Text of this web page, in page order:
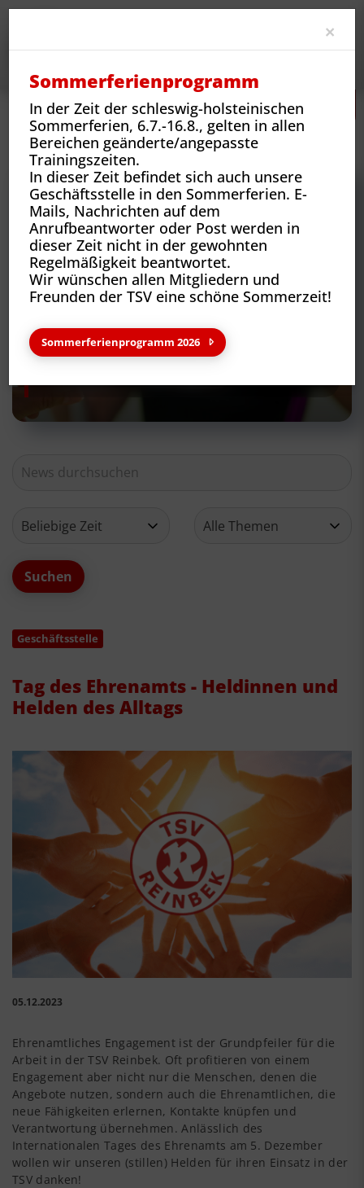
Neues
Vereins-News
Tag des Ehrenamts - Heldinnen und Helden des Alltags
Geschäftsstelle
Tag des Ehrenamts - Heldinnen und
Helden des Alltags
05.12.2023
Ehrenamtliches Engagement ist der Grundpfeiler für die
Arbeit in der TSV Reinbek. Oft profitieren von einem
Engagement aber nicht nur die Menschen, denen die
Angebote nutzen, sondern auch die Ehrenamtlichen, die
neue Fähigkeiten erlernen, Kontakte knüpfen und
Verantwortung übernehmen. Anlässlich des
Internationalen Tages des Ehrenamts am 5. Dezember
wollen wir unseren (stillen) Helden für ihren Einsatz in der
TSV danken!
×
Sommerferienprogramm
In der Zeit der schleswig-holsteinischen
Sommerferien, 6.7.-16.8., gelten in allen
Bereichen geänderte/angepasste
Trainingszeiten.
In dieser Zeit befindet sich auch unsere
Geschäftsstelle in den Sommerferien. E-
Mails, Nachrichten auf dem
Anrufbeantworter oder Post werden in
dieser Zeit nicht in der gewohnten
Regelmäßigkeit beantwortet.
Wir wünschen allen Mitgliedern und
Freunden der TSV eine schöne Sommerzeit!
Sommerferienprogramm 2026